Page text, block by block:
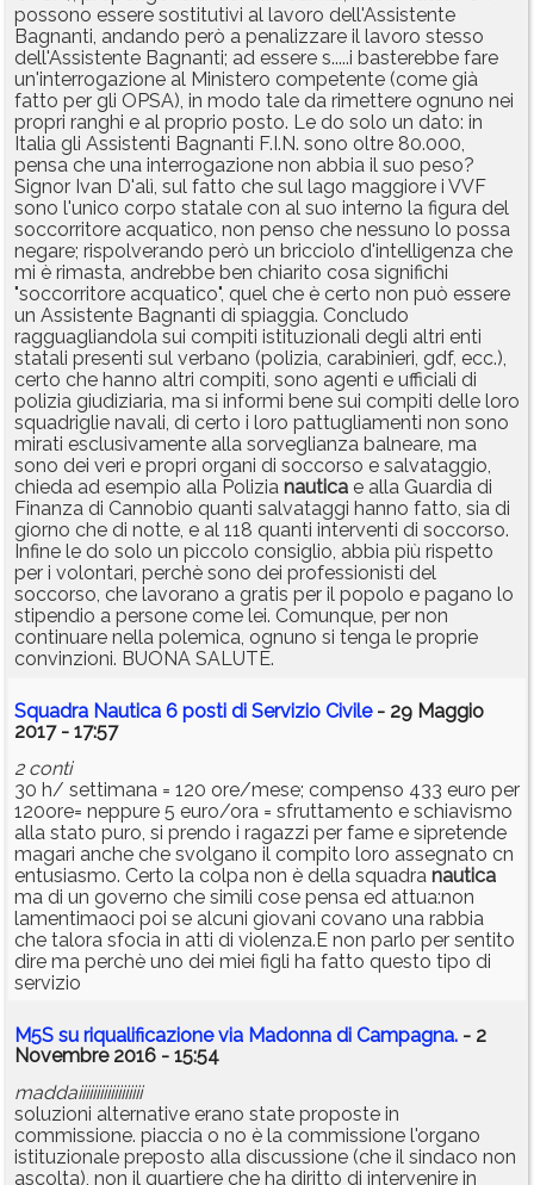
possono essere sostitutivi al lavoro dell'Assistente
Bagnanti, andando però a penalizzare il lavoro stesso
dell'Assistente Bagnanti; ad essere s.....i basterebbe fare
un'interrogazione al Ministero competente (come già
fatto per gli OPSA), in modo tale da rimettere ognuno nei
propri ranghi e al proprio posto. Le do solo un dato: in
Italia gli Assistenti Bagnanti F.I.N. sono oltre 80.000,
pensa che una interrogazione non abbia il suo peso?
Signor Ivan D'alì, sul fatto che sul lago maggiore i VVF
sono l'unico corpo statale con al suo interno la figura del
soccorritore acquatico, non penso che nessuno lo possa
negare; rispolverando però un bricciolo d'intelligenza che
mi è rimasta, andrebbe ben chiarito cosa significhi
"soccorritore acquatico", quel che è certo non può essere
un Assistente Bagnanti di spiaggia. Concludo
ragguagliandola sui compiti istituzionali degli altri enti
statali presenti sul verbano (polizia, carabinieri, gdf, ecc.),
certo che hanno altri compiti, sono agenti e ufficiali di
polizia giudiziaria, ma si informi bene sui compiti delle loro
squadriglie navali, di certo i loro pattugliamenti non sono
mirati esclusivamente alla sorveglianza balneare, ma
sono dei veri e propri organi di soccorso e salvataggio,
chieda ad esempio alla Polizia nautica e alla Guardia di
Finanza di Cannobio quanti salvataggi hanno fatto, sia di
giorno che di notte, e al 118 quanti interventi di soccorso.
Infine le do solo un piccolo consiglio, abbia più rispetto
per i volontari, perchè sono dei professionisti del
soccorso, che lavorano a gratis per il popolo e pagano lo
stipendio a persone come lei. Comunque, per non
continuare nella polemica, ognuno si tenga le proprie
convinzioni. BUONA SALUTE.
Squadra Nautica 6 posti di Servizio Civile- 29 Maggio
2017 - 17:57
2 conti
30 h/ settimana = 120 ore/mese; compenso 433 euro per
120ore= neppure 5 euro/ora = sfruttamento e schiavismo
alla stato puro, si prendo i ragazzi per fame e sipretende
magari anche che svolgano il compito loro assegnato cn
entusiasmo. Certo la colpa non è della squadra nautica
ma di un governo che simili cose pensa ed attua:non
lamentimaoci poi se alcuni giovani covano una rabbia
che talora sfocia in atti di violenza.E non parlo per sentito
dire ma perchè uno dei miei figli ha fatto questo tipo di
servizio
M5S su riqualificazione via Madonna di Campagna. - 2
Novembre 2016 - 15:54
maddaiiiiiiiiiiiiiiiiii
soluzioni alternative erano state proposte in
commissione. piaccia o no è la commissione l'organo
istituzionale preposto alla discussione (che il sindaco non
ascolta), non il quartiere che ha diritto di intervenire in